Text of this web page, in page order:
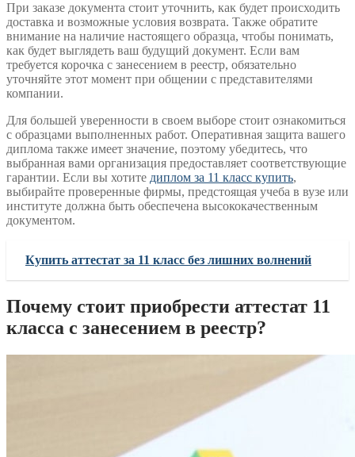
При заказе документа стоит уточнить, как будет происходить
доставка и возможные условия возврата. Также обратите
внимание на наличие настоящего образца, чтобы понимать,
как будет выглядеть ваш будущий документ. Если вам
требуется корочка с занесением в реестр, обязательно
уточняйте этот момент при общении с представителями
компании.
Для большей уверенности в своем выборе стоит ознакомиться
с образцами выполненных работ. Оперативная защита вашего
диплома также имеет значение, поэтому убедитесь, что
выбранная вами организация предоставляет соответствующие
гарантии. Если вы хотите диплом за 11 класс купить,
выбирайте проверенные фирмы, предстоящая учеба в вузе или
институте должна быть обеспечена высококачественным
документом.
Купить аттестат за 11 класс без лишних волнений
Почему стоит приобрести аттестат 11
класса с занесением в реестр?